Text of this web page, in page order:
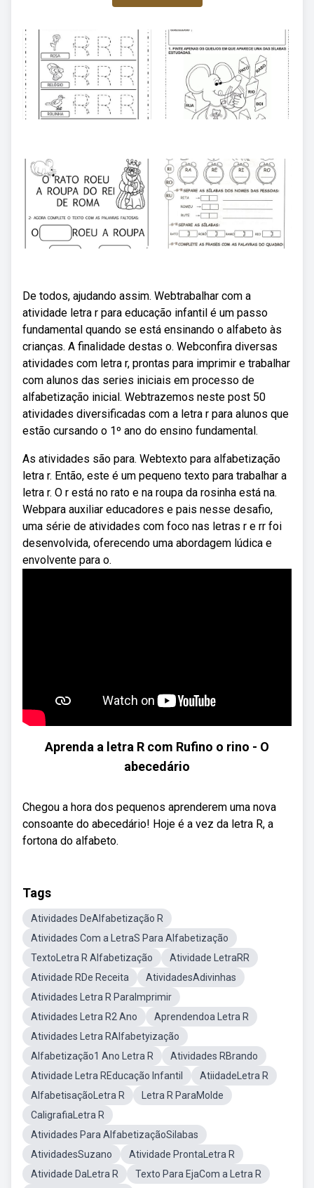
De todos, ajudando assim. Webtrabalhar com a
atividade letra r para educação infantil é um passo
fundamental quando se está ensinando o alfabeto às
crianças. A finalidade destas o. Webconfira diversas
atividades com letra r, prontas para imprimir e trabalhar
com alunos das series iniciais em processo de
alfabetização inicial. Webtrazemos neste post 50
atividades diversificadas com a letra r para alunos que
estão cursando o 1º ano do ensino fundamental.
As atividades são para. Webtexto para alfabetização
letra r. Então, este é um pequeno texto para trabalhar a
letra r. O r está no rato e na roupa da rosinha está na.
Webpara auxiliar educadores e pais nesse desafio,
uma série de atividades com foco nas letras r e rr foi
desenvolvida, oferecendo uma abordagem lúdica e
envolvente para o.
Aprenda a letra R com Rufino o rino - O
abecedário
Chegou a hora dos pequenos aprenderem uma nova
consoante do abecedário! Hoje é a vez da letra R, a
fortona do alfabeto.
Tags
Atividades DeAlfabetização R
Atividades Com a LetraS Para Alfabetização
TextoLetra R Alfabetização
Atividade LetraRR
Atividade RDe Receita
AtividadesAdivinhas
Atividades Letra R ParaImprimir
Atividades Letra R2 Ano
Aprendendoa Letra R
Atividades Letra RAlfabetyização
Alfabetização1 Ano Letra R
Atividades RBrando
Atividade Letra REducação Infantil
AtiidadeLetra R
AlfabetisaçãoLetra R
Letra R ParaMolde
CaligrafiaLetra R
Atividades Para AlfabetizaçãoSilabas
AtividadesSuzano
Atividade ProntaLetra R
Atividade DaLetra R
Texto Para EjaCom a Letra R